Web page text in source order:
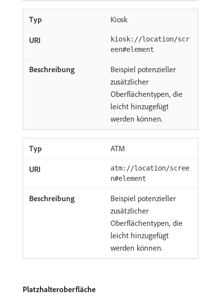
Kiosk
kiosk://location/scr
een#element
Beispiel potenzieller
zusätzlicher
Oberflächentypen, die
leicht hinzugefügt
werden können.
ATM
atm://location/scree
n#element
Beispiel potenzieller
zusätzlicher
Oberflächentypen, die
leicht hinzugefügt
werden können.
Platzhalteroberfläche